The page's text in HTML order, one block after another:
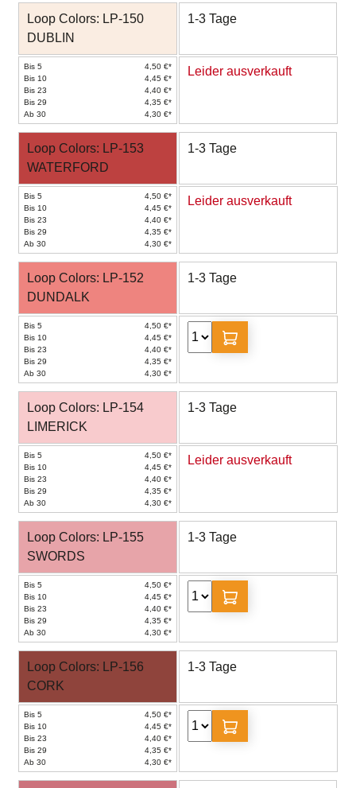
Loop Colors: LP-150
DUBLIN
1-3 Tage
Bis 5
4,50 €*
Bis 10
4,45 €*
Bis 23
4,40 €*
Bis 29
4,35 €*
Ab 30
4,30 €*
Leider ausverkauft
Loop Colors: LP-153
WATERFORD
1-3 Tage
Bis 5
4,50 €*
Bis 10
4,45 €*
Bis 23
4,40 €*
Bis 29
4,35 €*
Ab 30
4,30 €*
Leider ausverkauft
Loop Colors: LP-152
DUNDALK
1-3 Tage
Bis 5
4,50 €*
Bis 10
4,45 €*
Bis 23
4,40 €*
Bis 29
4,35 €*
Ab 30
4,30 €*
Loop Colors: LP-154
LIMERICK
1-3 Tage
Bis 5
4,50 €*
Bis 10
4,45 €*
Bis 23
4,40 €*
Bis 29
4,35 €*
Ab 30
4,30 €*
Leider ausverkauft
Loop Colors: LP-155
SWORDS
1-3 Tage
Bis 5
4,50 €*
Bis 10
4,45 €*
Bis 23
4,40 €*
Bis 29
4,35 €*
Ab 30
4,30 €*
Loop Colors: LP-156
CORK
1-3 Tage
Bis 5
4,50 €*
Bis 10
4,45 €*
Bis 23
4,40 €*
Bis 29
4,35 €*
Ab 30
4,30 €*